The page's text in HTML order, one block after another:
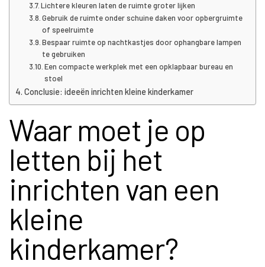
Lichtere kleuren laten de ruimte groter lijken
Gebruik de ruimte onder schuine daken voor opbergruimte
of speelruimte
Bespaar ruimte op nachtkastjes door ophangbare lampen
te gebruiken
Een compacte werkplek met een opklapbaar bureau en
stoel
Conclusie: ideeën inrichten kleine kinderkamer
Waar moet je op
letten bij het
inrichten van een
kleine
kinderkamer?